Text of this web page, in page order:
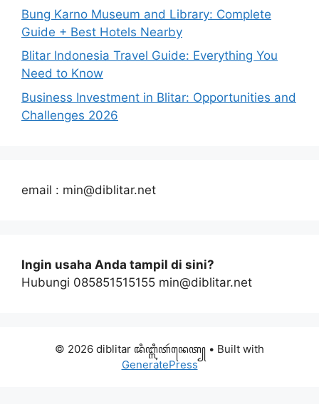
Bung Karno Museum and Library: Complete
Guide + Best Hotels Nearby
Blitar Indonesia Travel Guide: Everything You
Need to Know
Business Investment in Blitar: Opportunities and
Challenges 2026
email : min@diblitar.net
Ingin usaha Anda tampil di sini?
Hubungi 085851515155 min@diblitar.net
© 2026 diblitar ꦢꦶꦧ꧀ꦭꦶꦠꦂꦤꦺꦠ꧀ • Built with
GeneratePress